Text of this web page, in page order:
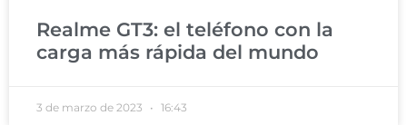
Realme GT3: el teléfono con la
carga más rápida del mundo
3 de marzo de 2023 16:43